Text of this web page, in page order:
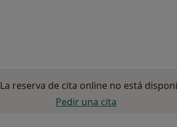
La reserva de cita online no está
Pedir una cita